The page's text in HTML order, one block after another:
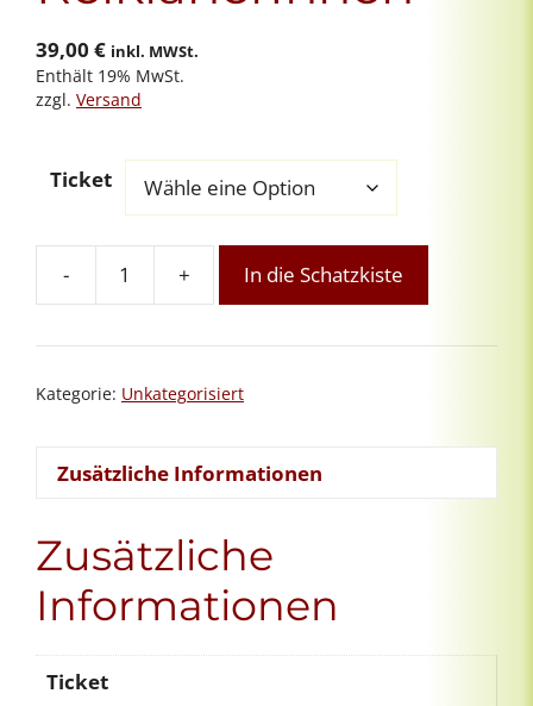
39,00 € inkl. MWSt.
Enthält 19% MwSt.
zzgl. Versand
Ticket
-
Übungsgruppe
2.
ReikianerInnen
+ In die Schatzkiste
Kategorie: Unkategorisiert
Zusätzliche Informationen
Zusätzliche
Informationen
Ticket